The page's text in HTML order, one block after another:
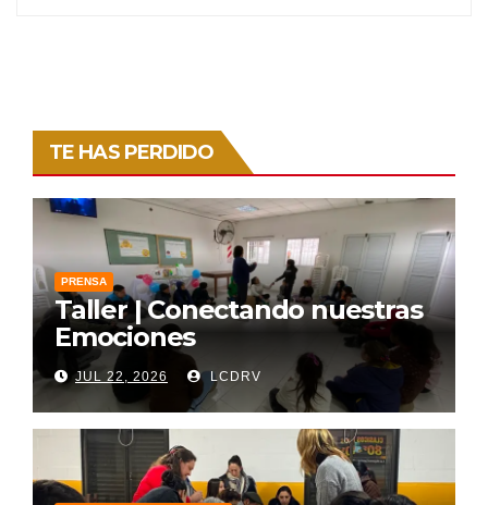
TE HAS PERDIDO
PRENSA
Taller | Conectando nuestras
Emociones
JUL 22, 2026 LCDRV